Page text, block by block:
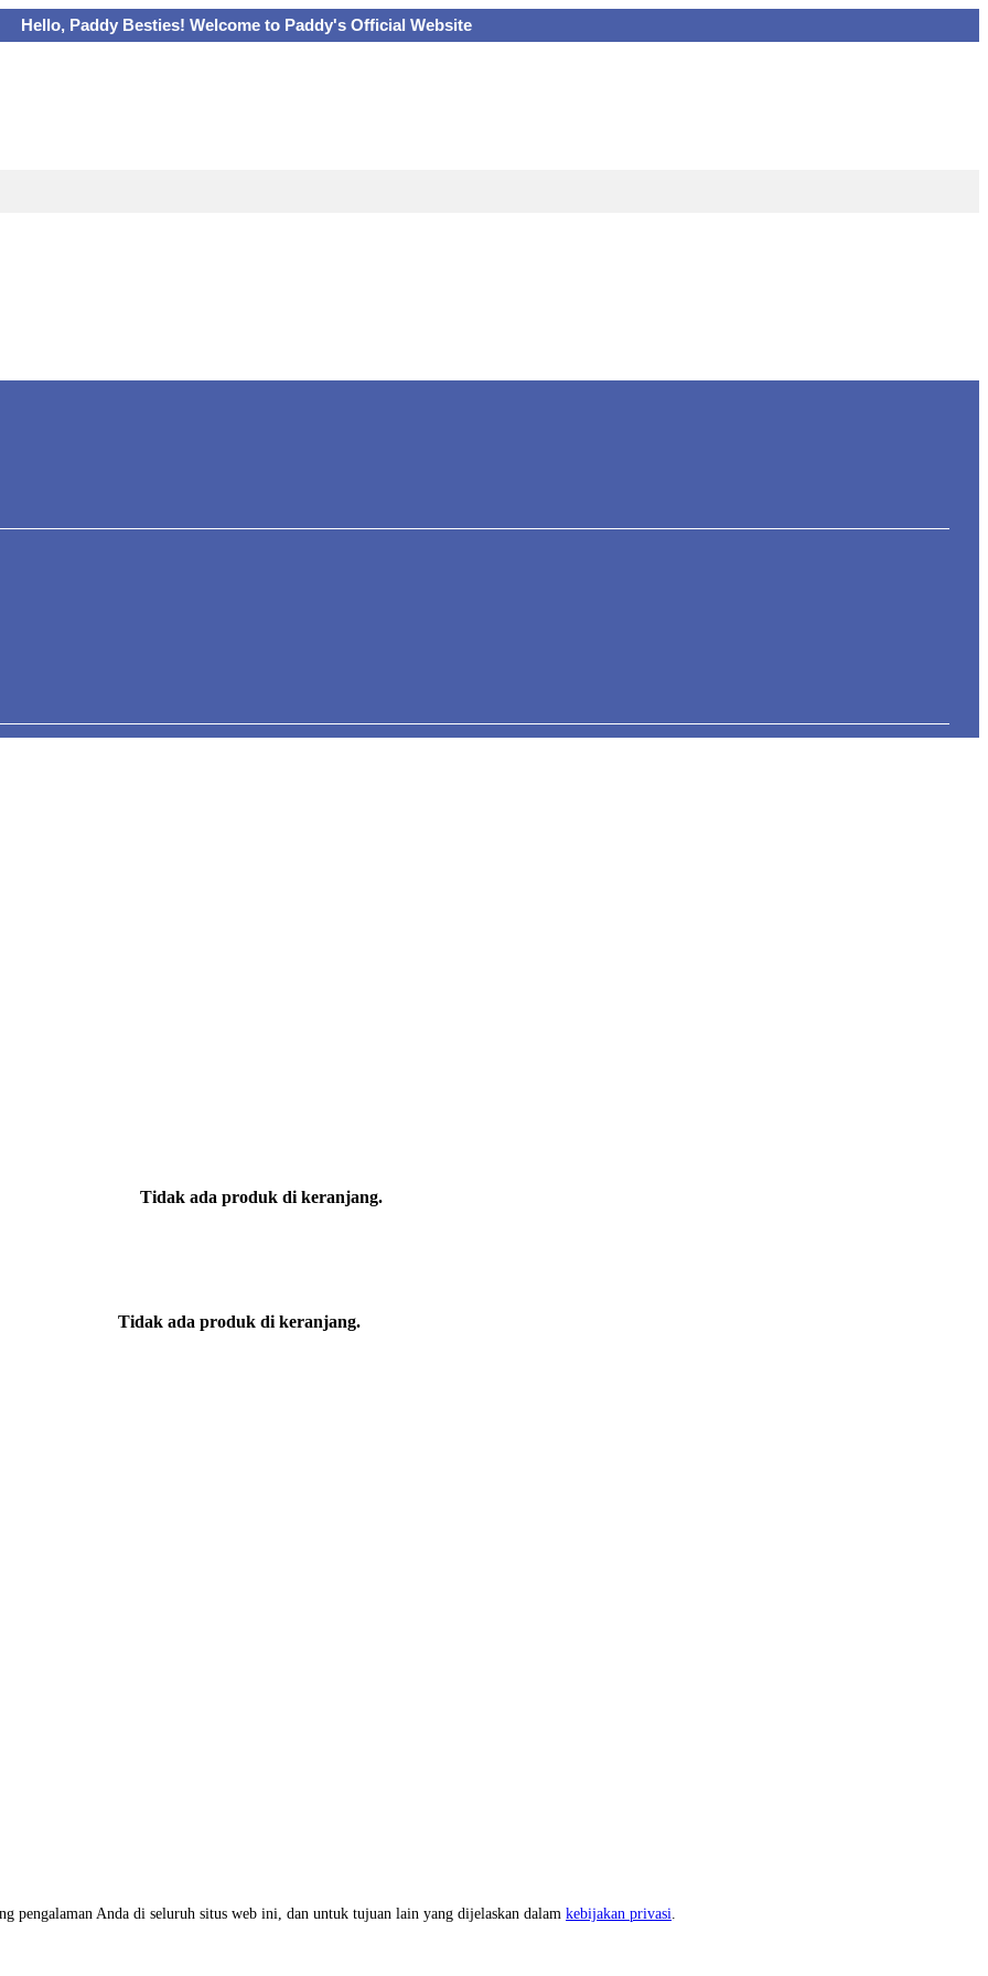
Hello, Paddy Besties! Welcome to Paddy's Official Website
Tidak ada produk di keranjang.
Tidak ada produk di keranjang.
pengalaman Anda di seluruh situs web ini, dan untuk tujuan lain yang dijelaskan dalam kebijakan privasi